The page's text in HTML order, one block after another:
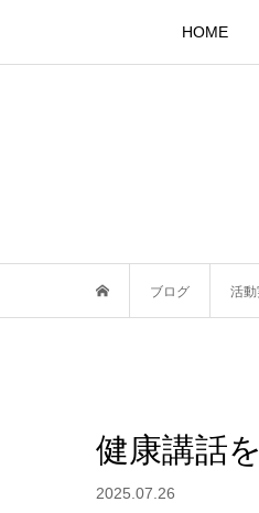
HOME
ブログ 活
健康講話
2025.07.26